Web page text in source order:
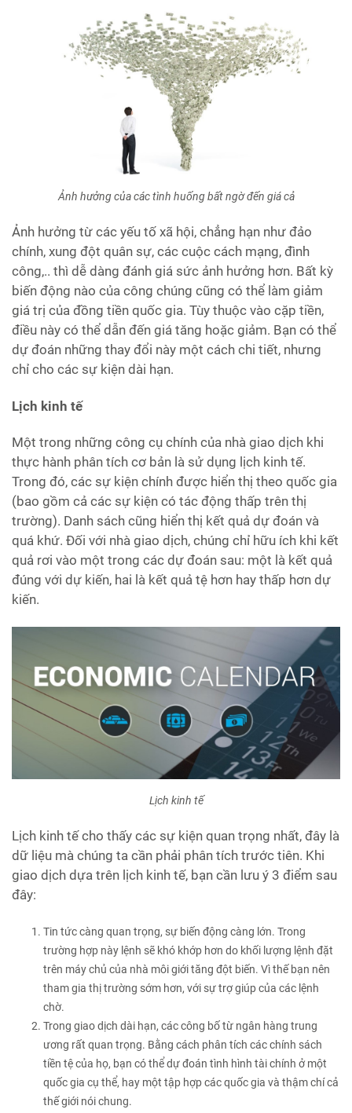
Ảnh hưởng của các tình huống bất ngờ đến giá cả
Ảnh hưởng từ các yếu tố xã hội, chẳng hạn như đảo
chính, xung đột quân sự, các cuộc cách mạng, đình
công,.. thì dễ dàng đánh giá sức ảnh hưởng hơn. Bất kỳ
biến động nào của công chúng cũng có thể làm giảm
giá trị của đồng tiền quốc gia. Tùy thuộc vào cặp tiền,
điều này có thể dẫn đến giá tăng hoặc giảm. Bạn có thể
dự đoán những thay đổi này một cách chi tiết, nhưng
chỉ cho các sự kiện dài hạn.
Lịch kinh tế
Một trong những công cụ chính của nhà giao dịch khi
thực hành phân tích cơ bản là sử dụng lịch kinh tế.
Trong đó, các sự kiện chính được hiển thị theo quốc gia
(bao gồm cả các sự kiện có tác động thấp trên thị
trường). Danh sách cũng hiển thị kết quả dự đoán và
quá khứ. Đối với nhà giao dịch, chúng chỉ hữu ích khi kết
quả rơi vào một trong các dự đoán sau: một là kết quả
đúng với dự kiến, hai là kết quả tệ hơn hay thấp hơn dự
kiến.
Lịch kinh tế
Lịch kinh tế cho thấy các sự kiện quan trọng nhất, đây là
dữ liệu mà chúng ta cần phải phân tích trước tiên. Khi
giao dịch dựa trên lịch kinh tế, bạn cần lưu ý 3 điểm sau
đây:
Tin tức càng quan trọng, sự biến động càng lớn. Trong
trường hợp này lệnh sẽ khó khớp hơn do khối lượng lệnh đặt
trên máy chủ của nhà môi giới tăng đột biến. Vì thế bạn nên
tham gia thị trường sớm hơn, với sự trợ giúp của các lệnh
chờ.
Trong giao dịch dài hạn, các công bố từ ngân hàng trung
ương rất quan trọng. Bằng cách phân tích các chính sách
tiền tệ của họ, bạn có thể dự đoán tình hình tài chính ở một
quốc gia cụ thể, hay một tập hợp các quốc gia và thậm chí cả
thế giới nói chung.